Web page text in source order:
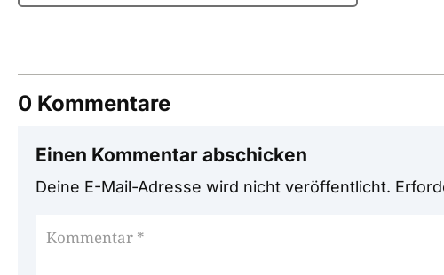
0 Kommentare
Einen Kommentar abschicken
Deine E-Mail-Adresse wird nicht veröffentlicht.